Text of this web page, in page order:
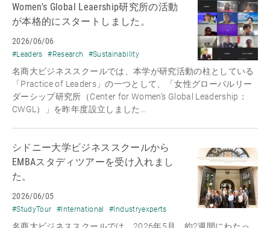
Women's Global Leaership研究所の活動
が本格的にスタートしました。
2026/06/06
#Leaders #Research #Sustainability
名商大ビジネススクールでは、本学が研究活動の柱としている
「Practice of Leaders」の一つとして、「女性グローバルリー
ダーシップ研究所（Center for Women’s Global Leadership：
CWGL）」を昨年度設立しました...
シドニー大学ビジネススクールから
EMBAスタディツアーを受け入れまし
た。
2026/06/05
#StudyTour #International #Industryexperts
名商大ビジネススクールでは、2026年5月、約2週間にわたっ